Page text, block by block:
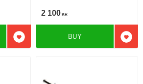
Add to favorites
2 100 KR
Add
BUY